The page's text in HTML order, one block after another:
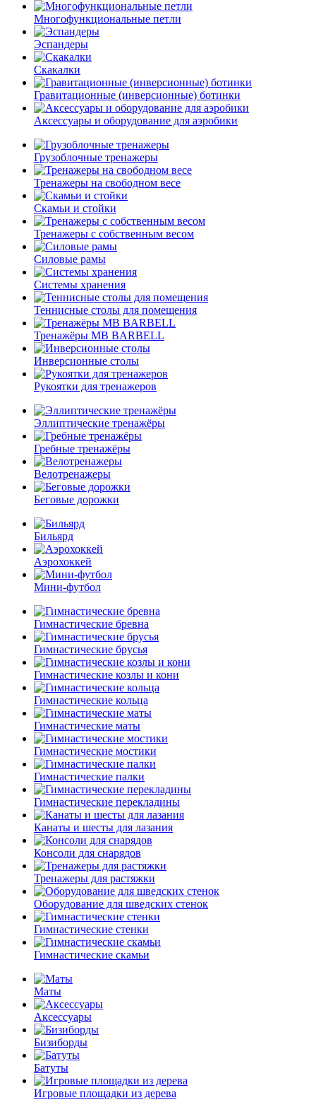
Многофункциональные петли
Эспандеры
Скакалки
Гравитационные (инверсионные) ботинки
Аксессуары и оборудование для аэробики
Грузоблочные тренажеры
Тренажеры на свободном весе
Скамьи и стойки
Тренажеры с собственным весом
Силовые рамы
Системы хранения
Теннисные столы для помещения
Тренажёры MB BARBELL
Инверсионные столы
Рукоятки для тренажеров
Эллиптические тренажёры
Гребные тренажёры
Велотренажеры
Беговые дорожки
Бильярд
Аэрохоккей
Мини-футбол
Гимнастические бревна
Гимнастические брусья
Гимнастические козлы и кони
Гимнастические кольца
Гимнастические маты
Гимнастические мостики
Гимнастические палки
Гимнастические перекладины
Канаты и шесты для лазания
Консоли для снарядов
Тренажеры для растяжки
Оборудование для шведских стенок
Гимнастические стенки
Гимнастические скамьи
Маты
Аксессуары
Бизиборды
Батуты
Игровые площадки из дерева